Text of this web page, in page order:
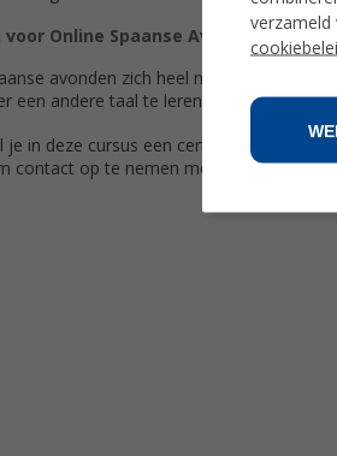
Online Spaanse Avonden?
avonden zich heel natuurlijk
een andere taal te leren.
je in deze cursus een certificaat dat het
contact op te nemen met onze
verzameld